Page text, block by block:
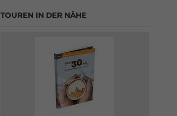
TOUREN IN DER NÄHE